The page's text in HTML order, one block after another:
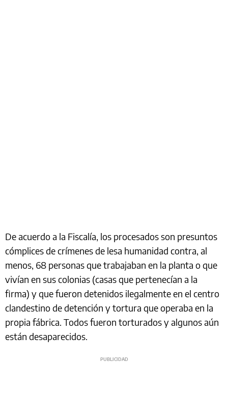
De acuerdo a la Fiscalía, los procesados son presuntos
cómplices de crímenes de lesa humanidad contra, al
menos, 68 personas que trabajaban en la planta o que
vivían en sus colonias (casas que pertenecían a la
firma) y que fueron detenidos ilegalmente en el centro
clandestino de detención y tortura que operaba en la
propia fábrica. Todos fueron torturados y algunos aún
están desaparecidos.